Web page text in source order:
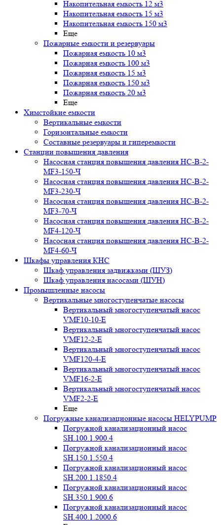
Накопительная емкость 12 м3
Накопительная емкость 15 м3
Накопительная емкость 150 м3
Еще
Пожарные емкости и резервуары
Пожарная емкость 10 м3
Пожарная емкость 100 м3
Пожарная емкость 15 м3
Пожарная емкость 150 м3
Пожарная емкость 20 м3
Еще
Химстойкие емкости
Вертикальные емкости
Горизонтальные емкости
Составные резервуары и гиперемкости
Станции повышения давления
Насосная станция повышения давления НС-В-2-
MF3-150-Ч
Насосная станция повышения давления НС-В-2-
MF3-230-Ч
Насосная станция повышения давления НС-В-2-
MF3-70-Ч
Насосная станция повышения давления НС-В-2-
MF4-120-Ч
Насосная станция повышения давления НС-В-2-
MF4-60-Ч
Шкафы управления КНС
Шкаф управления задвижками (ШУЗ)
Шкаф управления насосами (ШУН)
Промышленные насосы
Вертикальные многоступенчатые насосы
Вертикальный многоступенчатый насос
VMF10-10-E
Вертикальный многоступенчатый насос
VMF12-2-E
Вертикальный многоступенчатый насос
VMF120-4-E
Вертикальный многоступенчатый насос
VMF16-2-E
Вертикальный многоступенчатый насос
VMF2-2-E
Еще
Погружные канализационные насосы HELYPUMP
Погружной канализационный насос
SH.100.1.900.4
Погружной канализационный насос
SH.150.1.550.4
Погружной канализационный насос
SH.200.1.1850.4
Погружной канализационный насос
SH.350.1.900.6
Погружной канализационный насос
SH.400.1.2000.6